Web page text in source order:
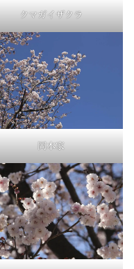
クマガイザクラ
岡本家